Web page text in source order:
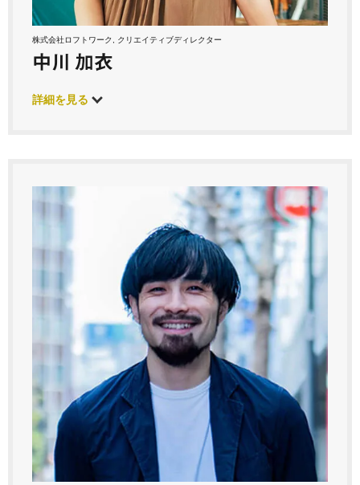
株式会社ロフトワーク, クリエイティブディレクター
中川 加衣
詳細を見る